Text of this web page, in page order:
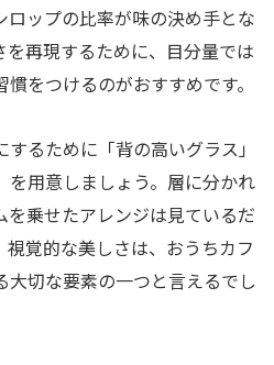
ロップの比率が味の決め手とな
を再現するために、目分量では
をつけるのがおすすめです。
るために「背の高いグラス」
用意しましょう。層に分かれ
を乗せたアレンジは見ているだ
覚的な美しさは、おうちカフ
大切な要素の一つと言えるでし